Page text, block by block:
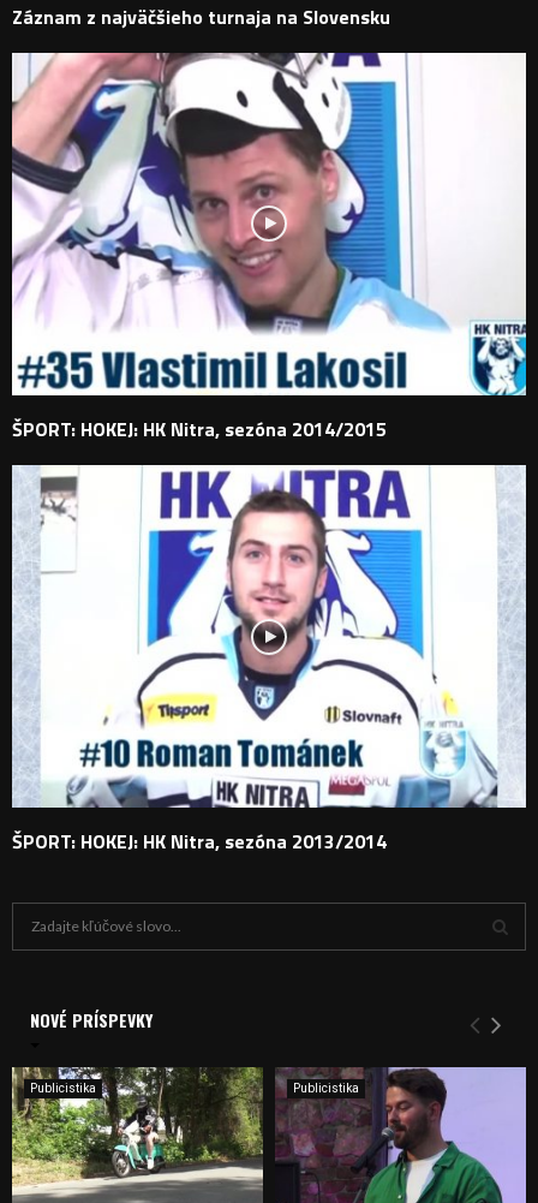
Záznam z najväčšieho turnaja na Slovensku
ŠPORT: HOKEJ: HK Nitra, sezóna 2014/2015
ŠPORT: HOKEJ: HK Nitra, sezóna 2013/2014
i
e
:
Y
H
NOVÉ PRÍSPEVKY
Publicistika Publicistika